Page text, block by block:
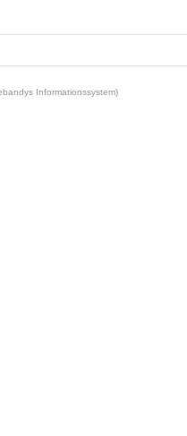
Informationssystem)